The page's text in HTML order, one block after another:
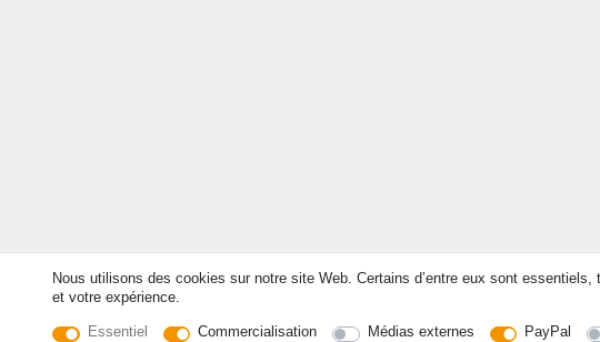
Nous utilisons des cookies sur notre site Web. Certains d’entre eux sont
et votre expérience.
Essentiel Commercialisation Médias externes PayPal